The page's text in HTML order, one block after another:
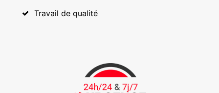
Travail de qualité